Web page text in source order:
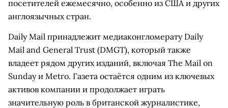
посетителей ежемесячно, особенно из США и других
англоязычных стран.
Daily Mail принадлежит медиаконгломерату Daily
Mail and General Trust (DMGT), который также
владеет рядом других изданий, включая The Mail on
Sunday и Metro. Газета остаётся одним из ключевых
активов компании и продолжает играть
значительную роль в британской журналистике,